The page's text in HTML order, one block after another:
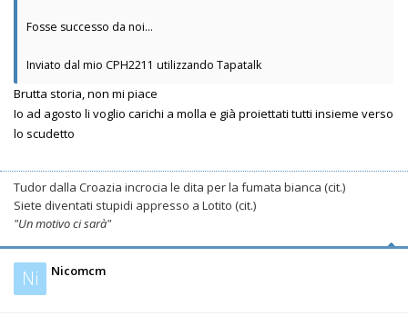
Fosse successo da noi...
Inviato dal mio CPH2211 utilizzando Tapatalk
Brutta storia, non mi piace
Io ad agosto li voglio carichi a molla e già proiettati tutti insieme verso
lo scudetto
Tudor dalla Croazia incrocia le dita per la fumata bianca (cit.)
Siete diventati stupidi appresso a Lotito (cit.)
"Un motivo ci sarà"
Ni Nicomcm